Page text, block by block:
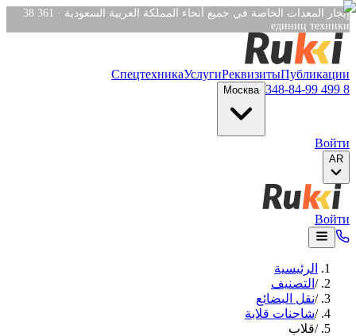
Verification: e6a4652c04df1fb8
·
38 361
единиц техники
СпецтехникаУслугиРеквизитыПубликации
8 499 348-84-99
Москва
Войти
AR
Войти
الرئيسية
/ التصنيف
/نقل البضائع
/شاحنات قلابة
/قلاب